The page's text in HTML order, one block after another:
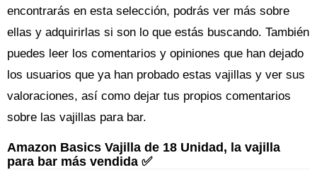
encontrarás en esta selección, podrás ver más sobre
ellas y adquirirlas si son lo que estás buscando. También
puedes leer los comentarios y opiniones que han dejado
los usuarios que ya han probado estas vajillas y ver sus
valoraciones, así como dejar tus propios comentarios
sobre las vajillas para bar.
Amazon Basics Vajilla de 18 Unidad, la vajilla
para bar más vendida ✅